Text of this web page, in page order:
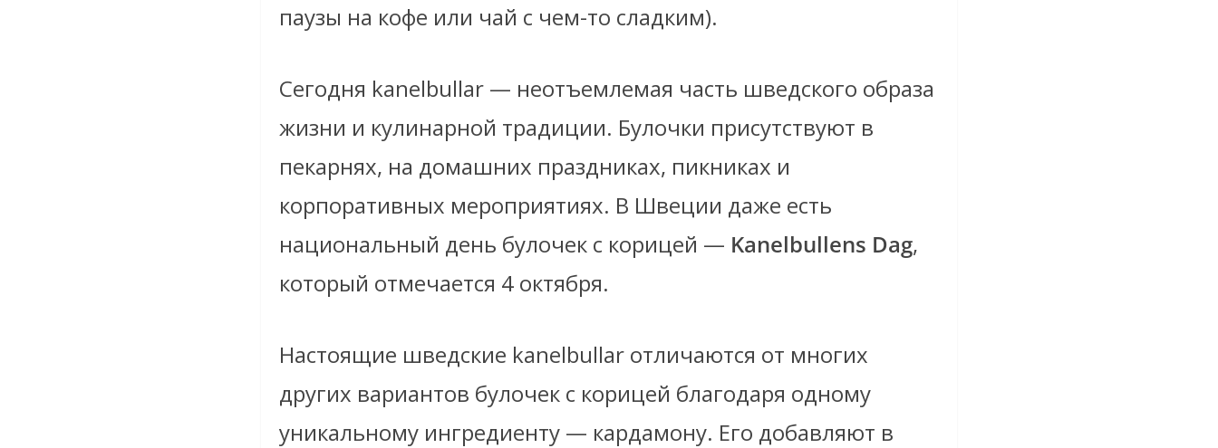
паузы на кофе или чай с чем-то сладким).
Сегодня kanelbullar — неотъемлемая часть шведского образа
жизни и кулинарной традиции. Булочки присутствуют в
пекарнях, на домашних праздниках, пикниках и
корпоративных мероприятиях. В Швеции даже есть
национальный день булочек с корицей — Kanelbullens Dag,
который отмечается 4 октября.
Настоящие шведские kanelbullar отличаются от многих
других вариантов булочек с корицей благодаря одному
уникальному ингредиенту — кардамону. Его добавляют в